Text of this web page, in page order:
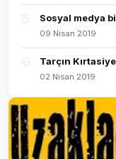
Sosyal medya
09 Nisan 2019
Tarçın
02 Nisan 2019